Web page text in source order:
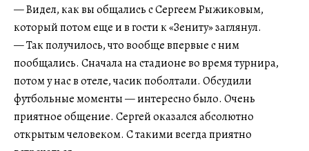
— Видел, как вы общались с Сергеем Рыжиковым,
который потом еще и в гости к «Зениту» заглянул.
— Так получилось, что вообще впервые с ним
пообщались. Сначала на стадионе во время турнира,
потом у нас в отеле, часик поболтали. Обсудили
футбольные моменты — интересно было. Очень
приятное общение. Сергей оказался абсолютно
открытым человеком. С такими всегда приятно